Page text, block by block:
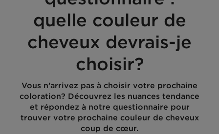
quelle couleur de
cheveux devrais-je
choisir?
Vous n’arrivez pas à choisir votre prochaine
coloration? Découvrez les nuances tendance
et répondez à notre questionnaire pour
trouver votre prochaine couleur de cheveux
coup de cœur.